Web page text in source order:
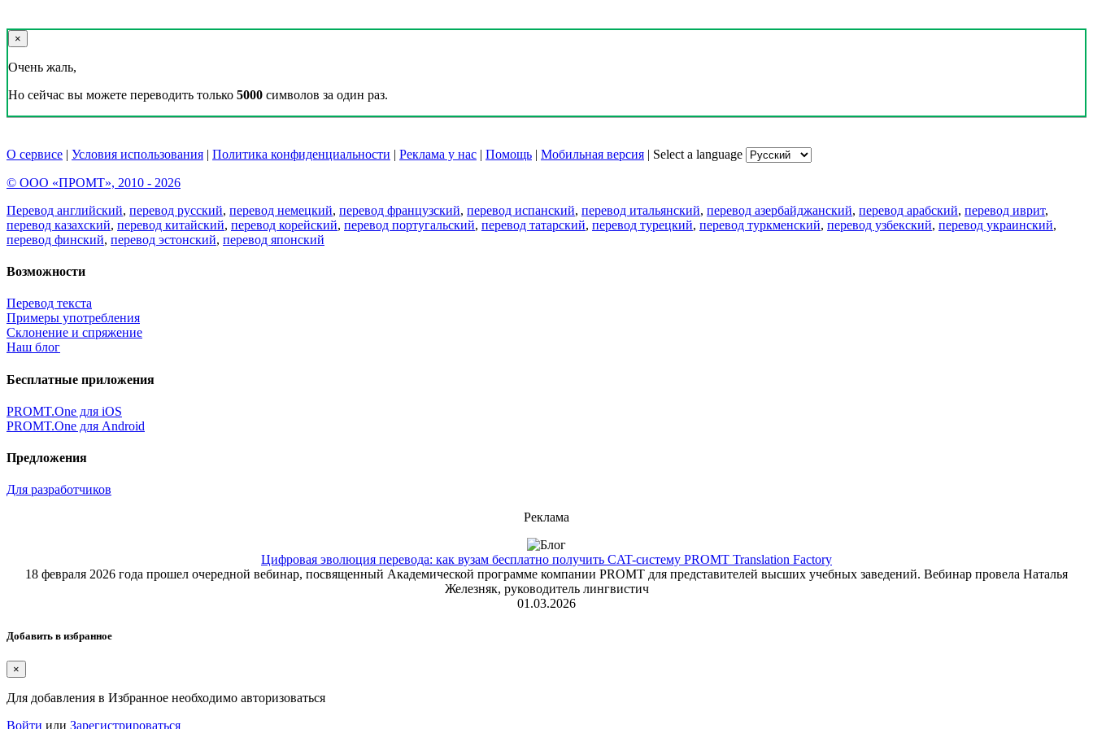
×
Очень жаль,
Но сейчас вы можете переводить только 5000 символов за один раз.
О сервисе | Условия использования | Политика конфиденциальности | Реклама у нас | Помощь | Мобильная версия | Select a language
© ООО «ПРОМТ», 2010 - 2026
Перевод английский, перевод русский, перевод немецкий, перевод французский, перевод испанский, перевод итальянский, перевод азербайджанский, перевод арабский, перевод иврит,
перевод казахский, перевод китайский, перевод корейский, перевод португальский, перевод татарский, перевод турецкий, перевод туркменский, перевод узбекский, перевод украинский,
перевод финский, перевод эстонский, перевод японский
Возможности
Перевод текста
Примеры употребления
Склонение и спряжение
Наш блог
Бесплатные приложения
PROMT.One для iOS
PROMT.One для Android
Предложения
Для разработчиков
Реклама
Цифровая эволюция перевода: как вузам бесплатно получить CAT-систему PROMT Translation Factory
18 февраля 2026 года прошел очередной вебинар, посвященный Академической программе компании PROMT для представителей высших учебных заведений. Вебинар провела Наталья
Железняк, руководитель лингвистич
01.03.2026
Добавить в избранное
×
Для добавления в Избранное необходимо авторизоваться
Войти или Зарегистрироваться